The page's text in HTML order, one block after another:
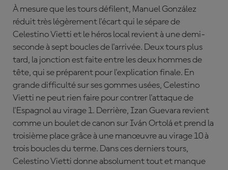
À mesure que les tours défilent, Manuel González
réduit très légèrement l'écart qui le sépare de
Celestino Vietti et le héros local revient à une demi-
seconde à sept boucles de l'arrivée. Deux tours plus
tard, la jonction est faite entre les deux hommes de
tête, qui se préparent pour l'explication finale. En
grande difficulté sur ses gommes usées, Celestino
Vietti ne peut rien faire pour contrer l'attaque de
l'Espagnol au virage 1. Derrière, Izan Guevara revient
comme un boulet de canon sur Iván Ortolá et prend la
troisième place grâce à une manœuvre au virage 10 à
trois boucles du terme. Dans ces derniers tours,
Celestino Vietti donne absolument tout et manque